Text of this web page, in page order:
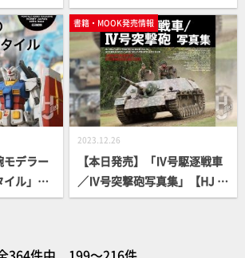
集」【永久保存版】
モデラー
ル」
書籍・MOOK発売情報
2023.12.26
【本日発売】「Ⅳ号駆逐戦車
／Ⅳ号突撃砲写真集」【HJ M
ILITARY PHOTO ALBUM】